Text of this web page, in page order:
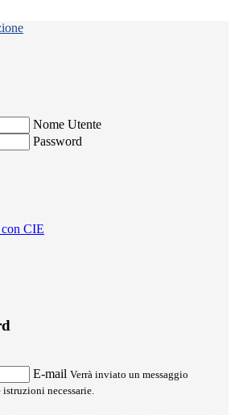
Nome Utente
Password
CIE
E-mail Verrà inviato un messaggio
necessarie.